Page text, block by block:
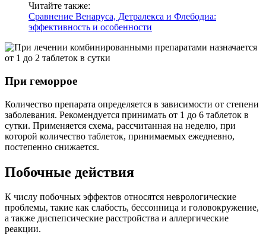
Читайте также:
Сравнение Венаруса, Детралекса и Флебодиа:
эффективность и особенности
При геморрое
Количество препарата определяется в зависимости от степени
заболевания. Рекомендуется принимать от 1 до 6 таблеток в
сутки. Применяется схема, рассчитанная на неделю, при
которой количество таблеток, принимаемых ежедневно,
постепенно снижается.
Побочные действия
К числу побочных эффектов относятся неврологические
проблемы, такие как слабость, бессонница и головокружение,
а также диспепсические расстройства и аллергические
реакции.